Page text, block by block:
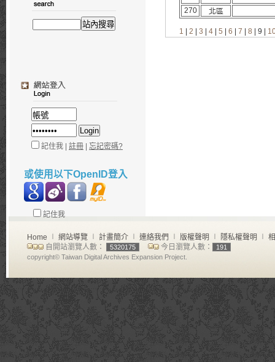
記住我 | 註冊 | 忘記密碼?
或使用以下OpenID登入
記住我
270
北區
1 2 3 4 5 6 7 8 | 9 |
Home ∣ 網站導覽 ∣ 計畫簡介 ∣ 連絡我們 ∣ 版權聲明 ∣ 隱私權聲明 ∣
自開站瀏覽人數：
5320175 今日瀏覽人數：
191
copyright© Taiwan Digital Archives Expansion Project.